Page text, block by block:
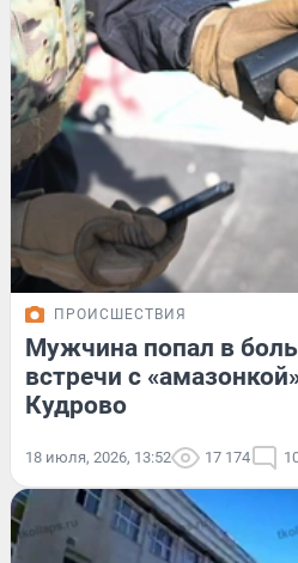
ПРОИСШЕСТВИЯ
Мужчина попал в
встречи с
Кудрово
18 июля, 2026, 13:52 17 174